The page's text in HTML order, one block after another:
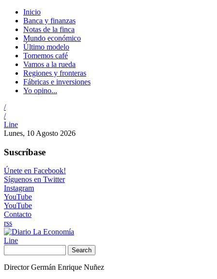
Inicio
Banca y finanzas
Notas de la finca
Mundo económico
Último modelo
Tomemos café
Vamos a la rueda
Regiones y fronteras
Fábricas e inversiones
Yo opino...
/
/
Line
Lunes, 10 Agosto 2026
Suscríbase
Únete en Facebook!
Síguenos en Twitter
Instagram
YouTube
YouTube
Contacto
rss
Line
Search
Director Germán Enrique Nuñez